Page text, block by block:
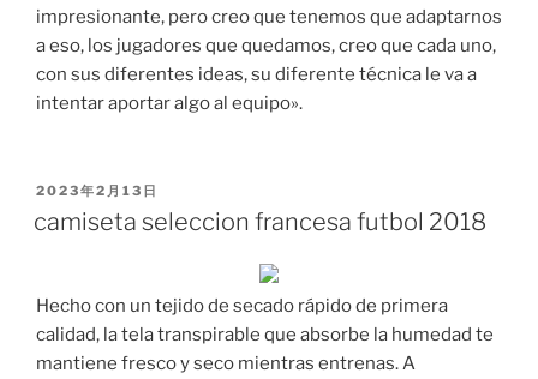
impresionante, pero creo que tenemos que adaptarnos
a eso, los jugadores que quedamos, creo que cada uno,
con sus diferentes ideas, su diferente técnica le va a
intentar aportar algo al equipo».
PUBLICADO
2023年2月13日
camiseta seleccion francesa futbol 2018
Hecho con un tejido de secado rápido de primera
calidad, la tela transpirable que absorbe la humedad te
mantiene fresco y seco mientras entrenas. A